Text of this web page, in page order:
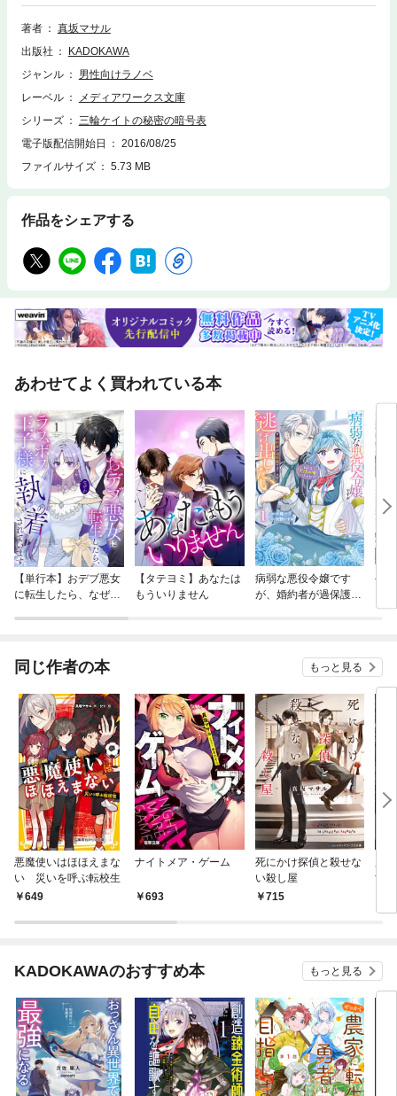
モ、記憶喪失の少女が描く謎の図案、そしてケイトの人生に影を落とす暗
号……。「暗号には、それを作った人の強い思いが込められている」ケイ
は、暗号に託された人の思いを解読する物語。
著者
真坂マサル
出版社
KADOKAWA
ジャンル
男性向けラノベ
レーベル
メディアワークス文庫
シリーズ
三輪ケイトの秘密の暗号表
電子版配信開始日
2016/08/25
ファイルサイズ
5.73 MB
作品をシェアする
あわせてよく買われている本
【単行本】おデブ悪女
に転生したら、なぜか
【タテヨミ】あなたは
もういりません
病弱な悪役令嬢です
が、婚約者が過保護す
公
同じ作者の本 もっと見る
悪魔使いはほほえまな
い 災いを呼ぶ転校生
649
ナイトメア・ゲーム
693
死にかけ探偵と殺せな
い殺し屋
715
世
KADOKAWAのおすすめ本 もっと見る